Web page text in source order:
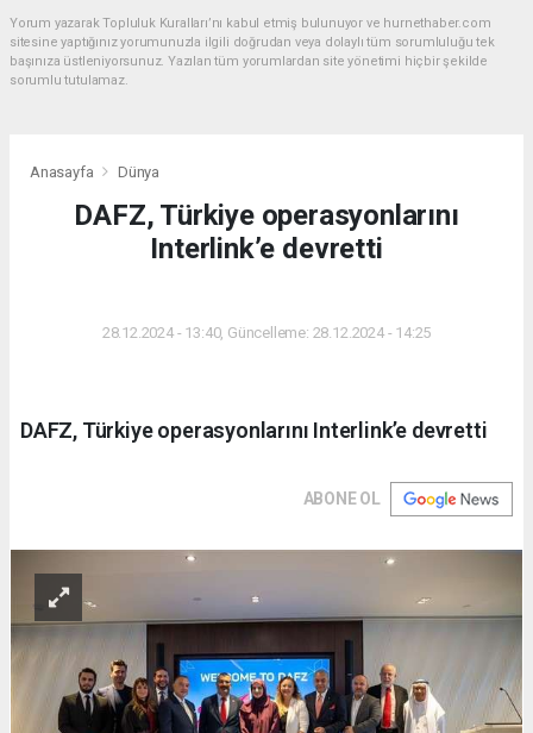
Yorum yazarak Topluluk Kuralları’nı kabul etmiş bulunuyor ve hurnethaber.com
sitesine yaptığınız yorumunuzla ilgili doğrudan veya dolaylı tüm sorumluluğu tek
başınıza üstleniyorsunuz. Yazılan tüm yorumlardan site yönetimi hiçbir şekilde
sorumlu tutulamaz.
Anasayfa Dünya
DAFZ, Türkiye operasyonlarını
Interlink’e devretti
28.12.2024 - 13:40, Güncelleme: 28.12.2024 - 14:25
DAFZ, Türkiye operasyonlarını Interlink’e devretti
ABONE OL